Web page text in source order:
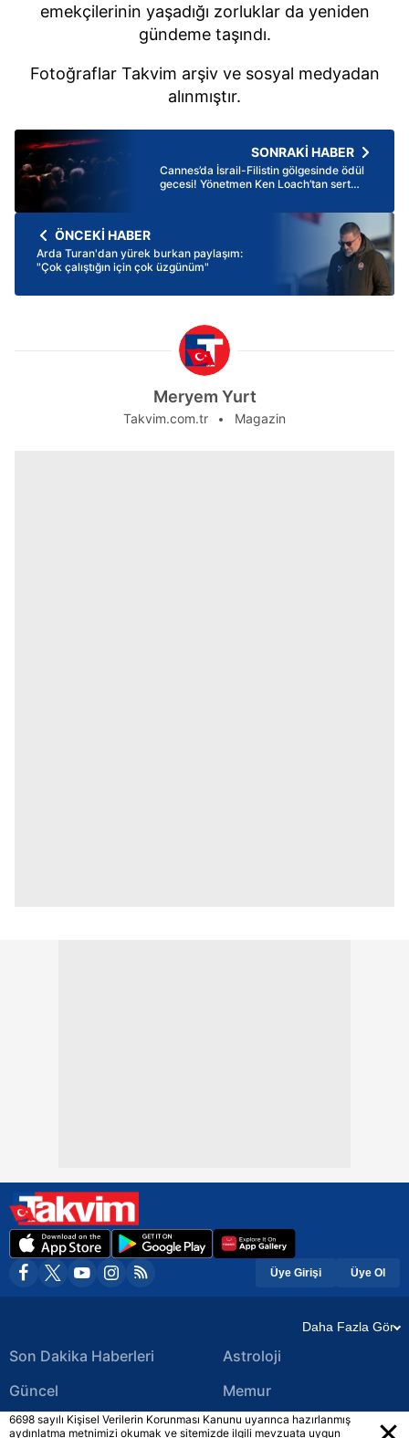
emekçilerinin yaşadığı zorluklar da yeniden
gündeme taşındı.
Fotoğraflar Takvim arşiv ve sosyal medyadan
alınmıştır.
SONRAKİ HABER
Cannes’da İsrail-Filistin gölgesinde ödül
gecesi! Yönetmen Ken Loach’tan sert
ÖNCEKİ HABER
Arda Turan'dan yürek burkan paylaşım:
"Çok çalıştığın için çok üzgünüm"
Meryem Yurt
Takvim.com.tr Magazin
Üye Girişi Üye Ol
Daha Fazla Gör
Son Dakika Haberleri
Güncel
Ekonomi Haberleri
Astroloji
Memur
Yerel Haberler
6698 sayılı Kişisel Verilerin Korunması Kanunu uyarınca hazırlanmış
aydınlatma metnimizi okumak ve sitemizde ilgili mevzuata uygun